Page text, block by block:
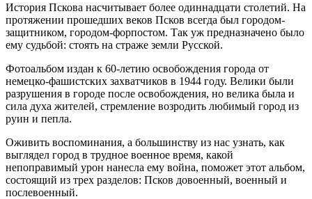
История Пскова насчитывает более одиннадцати столетий. На
протяжении прошедших веков Псков всегда был городом-
защитником, городом-форпостом. Так уж предназначено было
ему судьбой: стоять на страже земли Русской.
Фотоальбом издан к 60-летию освобождения города от
немецко-фашистских захватчиков в 1944 году. Велики были
разрушения в городе после освобождения, но велика была и
сила духа жителей, стремление возродить любимый город из
руин и пепла.
Оживить воспоминания, а большинству из нас узнать, как
выглядел город в трудное военное время, какой
непоправимый урон нанесла ему война, поможет этот альбом,
состоящий из трех разделов: Псков довоенный, военный и
послевоенный.